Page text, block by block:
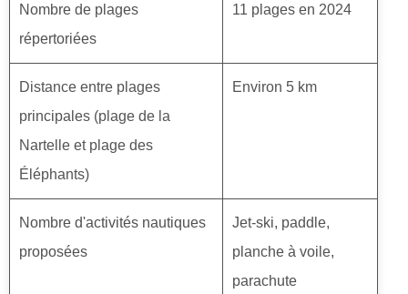
Nombre de plages
répertoriées
11 plages en 2024
Distance entre plages
principales (plage de la
Nartelle et plage des
Éléphants)
Environ 5 km
Nombre d'activités nautiques
proposées
Jet-ski, paddle,
planche à voile,
parachute